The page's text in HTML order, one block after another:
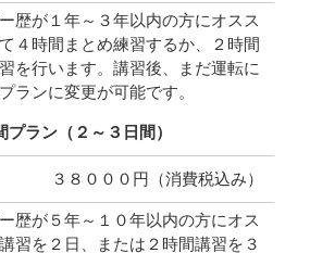
歴が１年～３年以内の方にオスス
４時間まとめ練習するか、２時間
を行います。講習後、まだ運転に
ランに変更が可能です。
プラン（２～３日間）
３８０００円（消費税込み）
歴が５年～１０年以内の方にオス
習を２日、または２時間講習を３